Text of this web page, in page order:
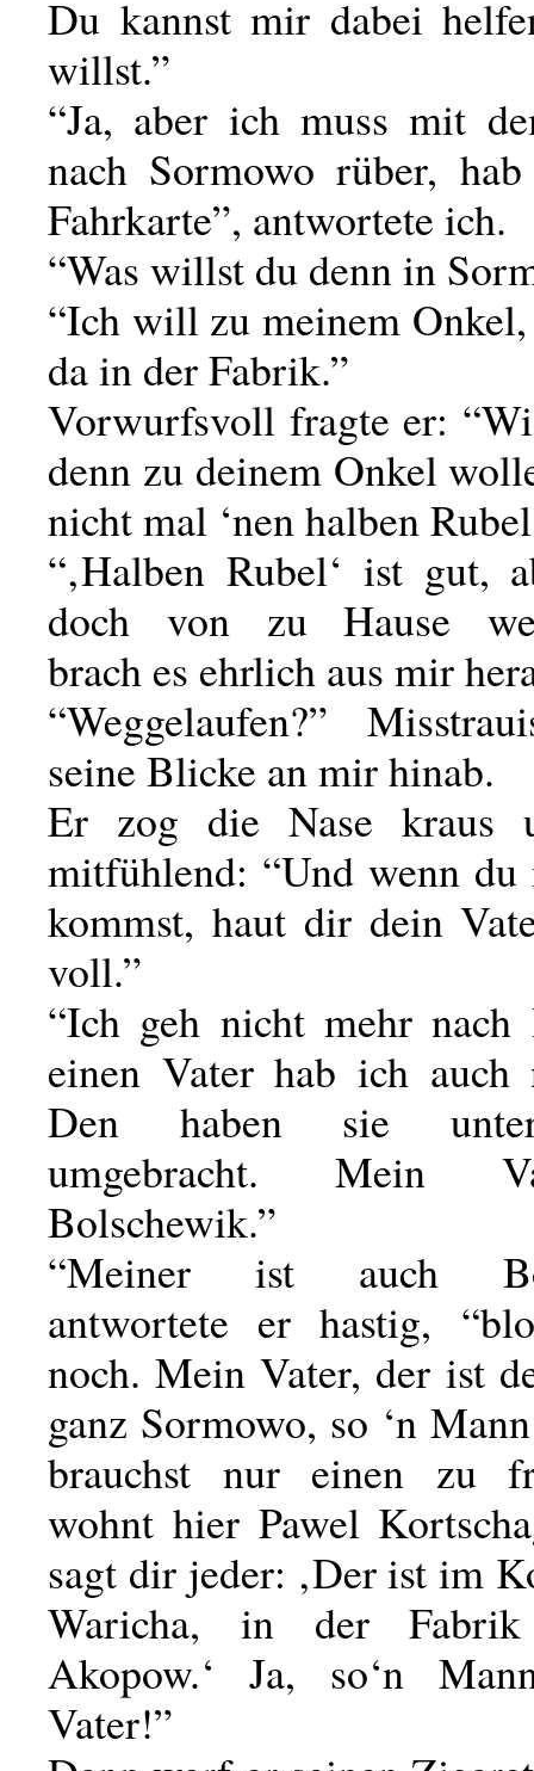
Du kannst mir dabei
willst.”
“Ja, aber ich muss mit
nach Sormowo rüber,
Fahrkarte”, antwortete ich.
“Was willst du denn in
“Ich will zu meinem
da in der Fabrik.”
Vorwurfsvoll fragte er:
denn zu deinem Onkel
nicht mal ‘nen halben
“‚Halben Rubel‘ ist gut,
doch von zu Hause
brach es ehrlich aus mir
“Weggelaufen?”
seine Blicke an mir hinab.
Er zog die Nase kraus
mitfühlend: “Und wenn du
kommst, haut dir dein
voll.”
“Ich geh nicht mehr nach
einen Vater hab ich auch
Den haben sie
umgebracht. Mein
Bolschewik.”
“Meiner ist auch
antwortete er hastig,
noch. Mein Vater, der ist
ganz Sormowo, so ‘n
brauchst nur einen zu
wohnt hier Pawel
sagt dir jeder: ‚Der ist im
Waricha, in der
Akopow.‘ Ja, so‘n
Vater!”